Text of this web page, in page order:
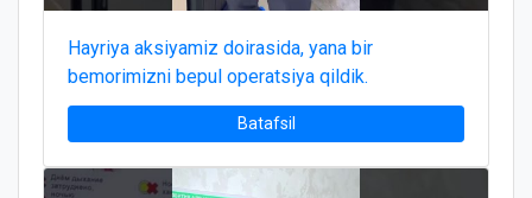
Hayriya aksiyamiz doirasida, yana bir
bemorimizni bepul operatsiya qildik.
Batafsil